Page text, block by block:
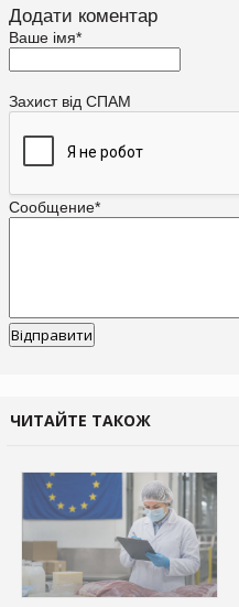
Додати коментар
Ваше імя*
Захист від СПАМ
Сообщение*
ЧИТАЙТЕ ТАКОЖ